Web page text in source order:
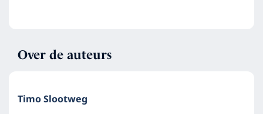
Over de auteurs
Timo Slootweg